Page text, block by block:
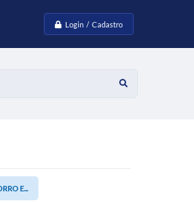
Login / Cadastro
E...